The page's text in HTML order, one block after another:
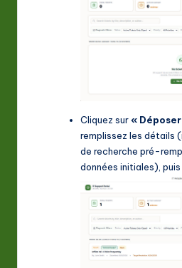
Cliquez sur«
remplissez les détails
de recherche pré-
données initiales),